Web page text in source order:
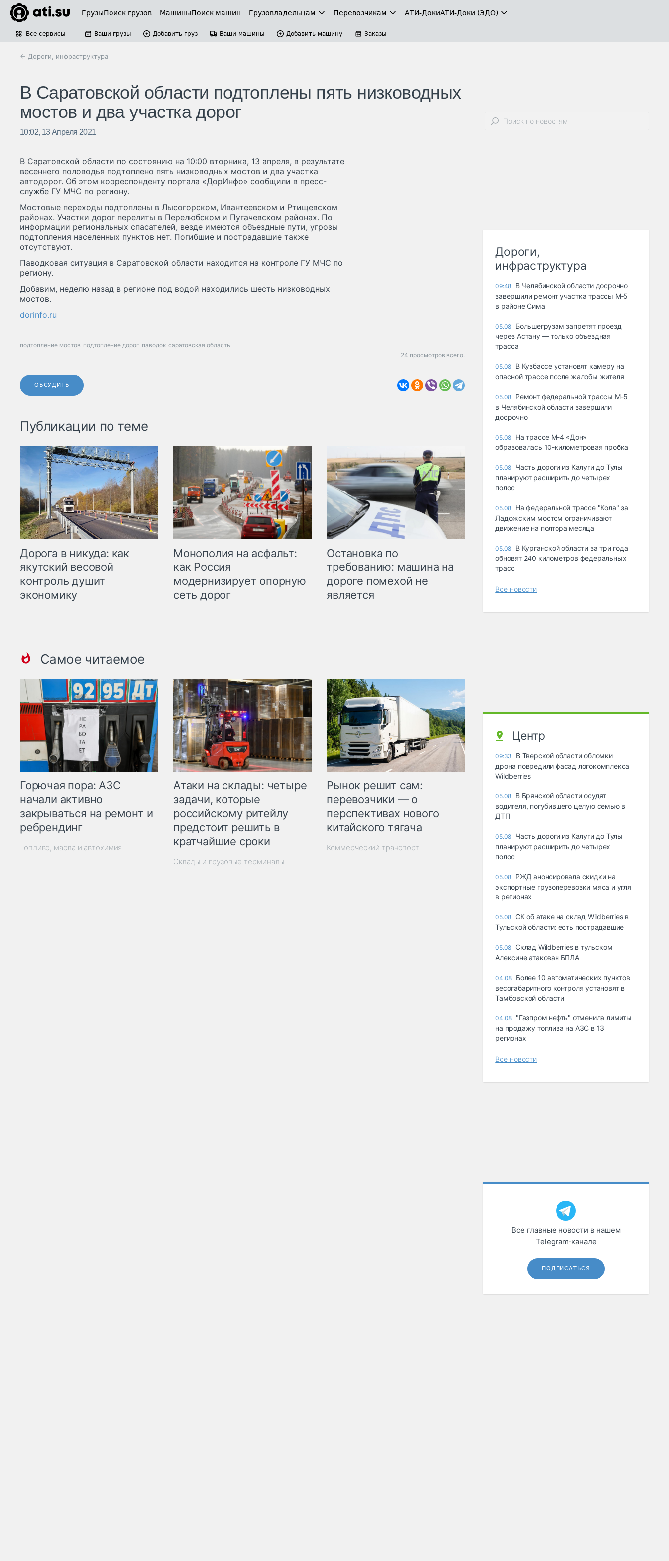
ГрузыПоиск грузов МашиныПоиск машин Грузовладельцам Перевозчикам АТИ-ДокиАТИ-Доки (ЭДО)
Все сервисы Ваши грузы Добавить груз Ваши машины Добавить машину Заказы
← Дороги, инфраструктура
В Саратовской области подтоплены пять низководных
мостов и два участка дорог
10:02, 13 Апреля 2021
В Саратовской области по состоянию на 10:00 вторника, 13 апреля, в результате
весеннего половодья подтоплено пять низководных мостов и два участка
автодорог. Об этом корреспонденту портала «ДорИнфо» сообщили в пресс-
службе ГУ МЧС по региону.
Мостовые переходы подтоплены в Лысогорском, Ивантеевском и Ртищевском
районах. Участки дорог перелиты в Перелюбском и Пугачевском районах. По
информации региональных спасателей, везде имеются объездные пути, угрозы
подтопления населенных пунктов нет. Погибшие и пострадавшие также
отсутствуют.
Паводковая ситуация в Саратовской области находится на контроле ГУ МЧС по
региону.
Добавим, неделю назад в регионе под водой находились шесть низководных
мостов.
dorinfo.ru
подтопление мостов подтопление дорог паводок саратовская область
24 просмотров всего.
ОБСУДИТЬ
Публикации по теме
Дорога в никуда: как
якутский весовой
контроль душит
экономику
Монополия на асфальт:
как Россия
модернизирует опорную
сеть дорог
Остановка по
требованию: машина на
дороге помехой не
является
Самое читаемое
Горючая пора: АЗС
начали активно
закрываться на ремонт и
ребрендинг
Топливо, масла и автохимия
Атаки на склады: четыре
задачи, которые
российскому ритейлу
предстоит решить в
кратчайшие сроки
Склады и грузовые терминалы
Рынок решит сам:
перевозчики — о
перспективах нового
китайского тягача
Коммерческий транспорт
Дороги,
инфраструктура
09:48 В Челябинской области досрочно
завершили ремонт участка трассы М‑5
в районе Сима
05.08 Большегрузам запретят проезд
через Астану — только объездная
трасса
05.08 В Кузбассе установят камеру на
опасной трассе после жалобы жителя
05.08 Ремонт федеральной трассы М-5
в Челябинской области завершили
досрочно
05.08 На трассе М-4 «Дон»
образовалась 10-километровая пробка
05.08 Часть дороги из Калуги до Тулы
планируют расширить до четырех
полос
05.08 На федеральной трассе "Кола" за
Ладожским мостом ограничивают
движение на полтора месяца
05.08 В Курганской области за три года
обновят 240 километров федеральных
трасс
Все новости
Центр
09:33
В Тверской области обломки
дрона повредили фасад логокомплекса
Wildberries
05.08 В Брянской области осудят
водителя, погубившего целую семью в
ДТП
05.08 Часть дороги из Калуги до Тулы
планируют расширить до четырех
полос
05.08 РЖД анонсировала скидки на
экспортные грузоперевозки мяса и угля
в регионах
05.08 СК об атаке на склад Wildberries в
Тульской области: есть пострадавшие
05.08 Склад Wildberries в тульском
Алексине атакован БПЛА
04.08 Более 10 автоматических пунктов
весогабаритного контроля установят в
Тамбовской области
04.08 "Газпром нефть" отменила лимиты
на продажу топлива на АЗС в 13
регионах
Все новости
Все главные новости в нашем
Telegram‑канале
ПОДПИСАТЬСЯ